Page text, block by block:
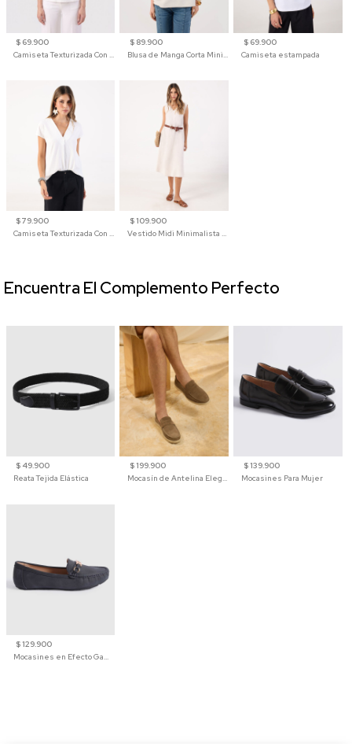
$ 69.900
$ 89.900
$ 69.900
Camiseta estampada
$ 79.900
$ 109.900
$ 49.900
Reata Tejida Elástica
$ 199.900
Mocasín de Antelina Elegante con Suela de Contraste Para Hombre
$ 139.900
Mocasines Para Mujer
$ 129.900
Mocasines en Efecto Gamuzado Para Mujer
Encuentra El Complemento Perfecto